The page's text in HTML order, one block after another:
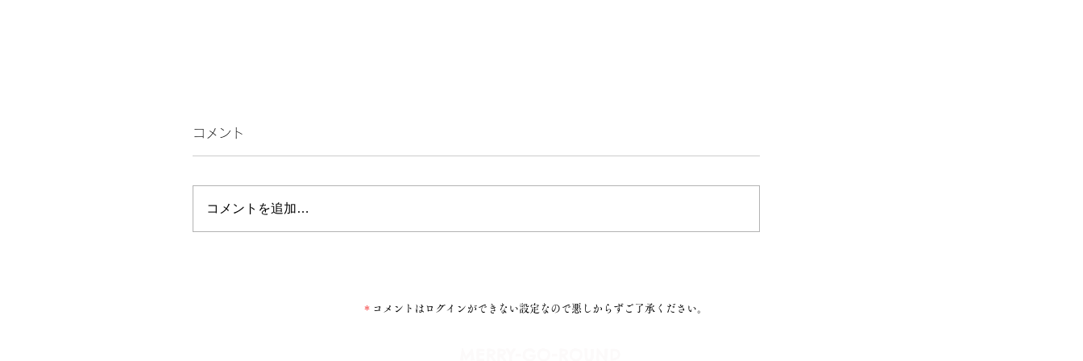
続くんやに！
コメント
コメントを追加…
＊ コメントはログインができない設定なので悪しからずご了承ください。